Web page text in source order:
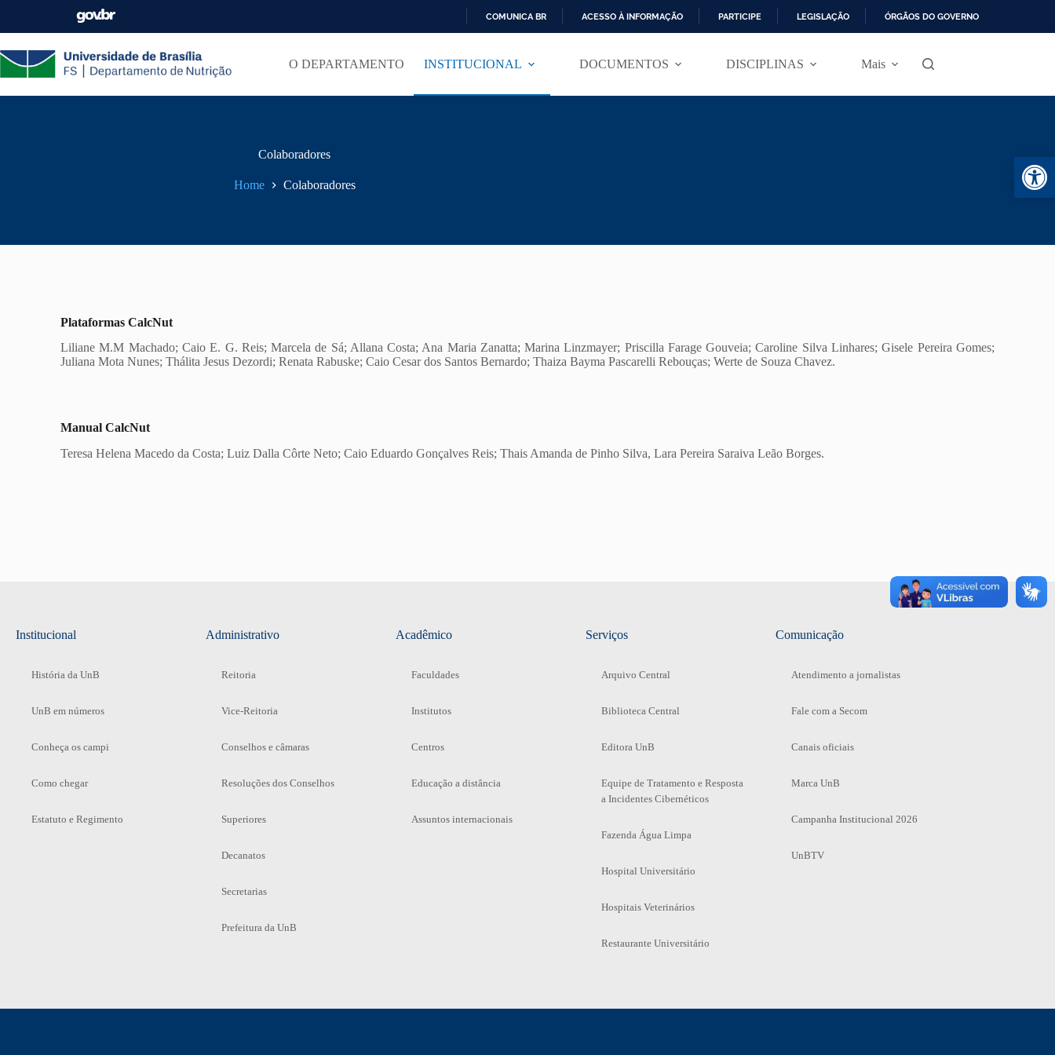
P
R
COMUNICA BR ACESSO À INFORMAÇÃO PARTICIPE LEGISLAÇÃO ÓRGÃOS DO GOVERNO
O DEPARTAMENTO INSTITUCIONAL DOCUMENTOS DISCIPLINAS Mais
Colaboradores
Home Colaboradores
Plataformas CalcNut
Liliane M.M Machado; Caio E. G. Reis; Marcela de Sá; Allana Costa; Ana Maria Zanatta; Marina Linzmayer; Priscilla Farage Gouveia; Caroline Silva Linhares; Gisele Pereira Gomes;
Juliana Mota Nunes; Thálita Jesus Dezordi; Renata Rabuske; Caio Cesar dos Santos Bernardo; Thaiza Bayma Pascarelli Rebouças; Werte de Souza Chavez.
Manual CalcNut
Teresa Helena Macedo da Costa; Luiz Dalla Côrte Neto; Caio Eduardo Gonçalves Reis; Thais Amanda de Pinho Silva, Lara Pereira Saraiva Leão Borges.
Institucional
História da UnB
UnB em números
Conheça os campi
Como chegar
Estatuto e Regimento
Administrativo
Reitoria
Vice-Reitoria
Conselhos e câmaras
Resoluções dos Conselhos
Superiores
Decanatos
Secretarias
Prefeitura da UnB
Acadêmico
Faculdades
Institutos
Centros
Educação a distância
Assuntos internacionais
Serviços
Arquivo Central
Biblioteca Central
Editora UnB
Equipe de Tratamento e Resposta
a Incidentes Cibernéticos
Fazenda Água Limpa
Hospital Universitário
Hospitais Veterinários
Restaurante Universitário
Comunicação
Atendimento a jornalistas
Fale com a Secom
Canais oficiais
Marca UnB
Campanha Institucional 2026
UnBTV